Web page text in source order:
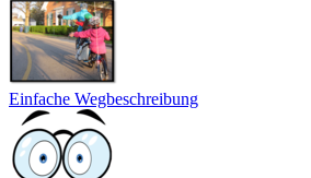
Einfache Wegbeschreibung